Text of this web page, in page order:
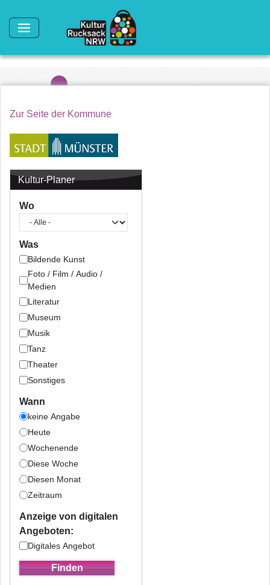
Zur Seite der Kommune
Kultur-Planer
Wo
Was
Bildende Kunst
Foto / Film / Audio /
Medien
Literatur
Museum
Musik
Tanz
Theater
Sonstiges
Wann
keine Angabe
Heute
Wochenende
Diese Woche
Diesen Monat
Zeitraum
Anzeige von digitalen
Angeboten:
Digitales Angebot